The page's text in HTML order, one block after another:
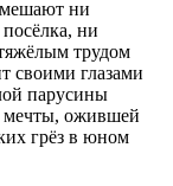
мешают ни
ни
трудом
своими глазами
парусины
мечты, ожившей
грёз в юном